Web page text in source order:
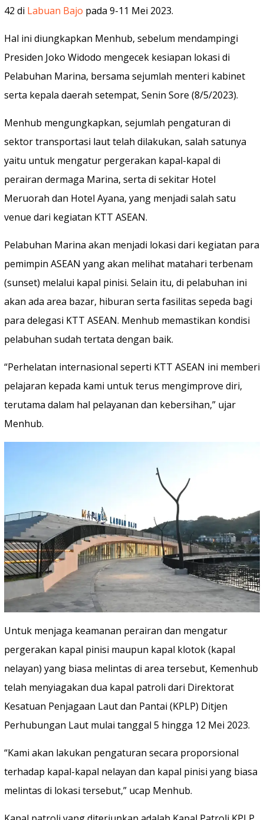
42 di Labuan Bajo pada 9-11 Mei 2023.
Hal ini diungkapkan Menhub, sebelum mendampingi
Presiden Joko Widodo mengecek kesiapan lokasi di
Pelabuhan Marina, bersama sejumlah menteri kabinet
serta kepala daerah setempat, Senin Sore (8/5/2023).
Menhub mengungkapkan, sejumlah pengaturan di
sektor transportasi laut telah dilakukan, salah satunya
yaitu untuk mengatur pergerakan kapal-kapal di
perairan dermaga Marina, serta di sekitar Hotel
Meruorah dan Hotel Ayana, yang menjadi salah satu
venue dari kegiatan KTT ASEAN.
Pelabuhan Marina akan menjadi lokasi dari kegiatan para
pemimpin ASEAN yang akan melihat matahari terbenam
(sunset) melalui kapal pinisi. Selain itu, di pelabuhan ini
akan ada area bazar, hiburan serta fasilitas sepeda bagi
para delegasi KTT ASEAN. Menhub memastikan kondisi
pelabuhan sudah tertata dengan baik.
“Perhelatan internasional seperti KTT ASEAN ini memberi
pelajaran kepada kami untuk terus mengimprove diri,
terutama dalam hal pelayanan dan kebersihan,” ujar
Menhub.
Untuk menjaga keamanan perairan dan mengatur
pergerakan kapal pinisi maupun kapal klotok (kapal
nelayan) yang biasa melintas di area tersebut, Kemenhub
telah menyiagakan dua kapal patroli dari Direktorat
Kesatuan Penjagaan Laut dan Pantai (KPLP) Ditjen
Perhubungan Laut mulai tanggal 5 hingga 12 Mei 2023.
“Kami akan lakukan pengaturan secara proporsional
terhadap kapal-kapal nelayan dan kapal pinisi yang biasa
melintas di lokasi tersebut,” ucap Menhub.